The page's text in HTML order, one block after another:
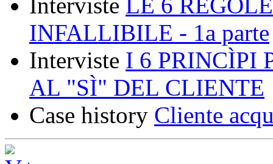
INFALLIBILE - 1a parte
Interviste I 6 PRINCÌPI
AL "SÌ" DEL CLIENTE
Case history Cliente